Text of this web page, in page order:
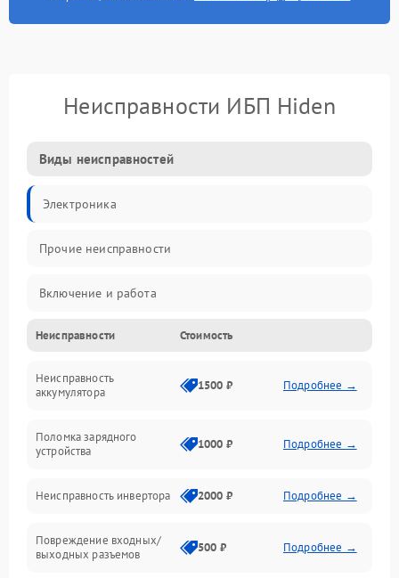
Неисправности ИБП Hiden
Виды неисправностей
Электроника
Прочие неисправности
Включение и работа
Работа с нагрузкой
Звук и индикация
Механические повреждения
Неисправности Стоимость
Неисправность
аккумулятора
1500 ₽ Подробнее →
Поломка зарядного
устройства
1000 ₽ Подробнее →
Неисправность инвертора 2000 ₽ Подробнее →
Повреждение входных/
выходных разъемов
500 ₽ Подробнее →